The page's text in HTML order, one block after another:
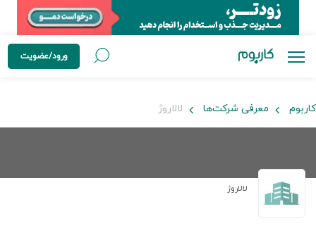
ورود/عضویت
کاربوم معرفی شرکت‌ها لالاروژ
لالاروژ